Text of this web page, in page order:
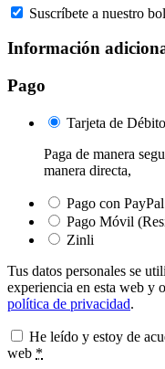
Suscríbete a nuestro
Información
Pago
Tarjeta de
Paga de manera
manera directa,
Pago con PayPal
Pago Móvil
Zinli
Tus datos personales se
experiencia en esta web y
política de privacidad.
He leído y estoy de
web *